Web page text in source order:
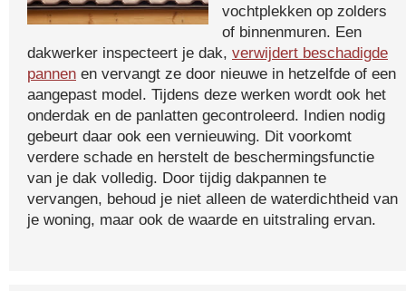
vochtplekken op zolders
of binnenmuren. Een
dakwerker inspecteert je dak, verwijdert beschadigde
pannen en vervangt ze door nieuwe in hetzelfde of een
aangepast model. Tijdens deze werken wordt ook het
onderdak en de panlatten gecontroleerd. Indien nodig
gebeurt daar ook een vernieuwing. Dit voorkomt
verdere schade en herstelt de beschermingsfunctie
van je dak volledig. Door tijdig dakpannen te
vervangen, behoud je niet alleen de waterdichtheid van
je woning, maar ook de waarde en uitstraling ervan.